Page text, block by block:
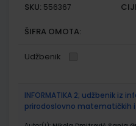
SKU: 556367
ŠIFRA OMOTA:
Udžbenik
INFORMATIKA 2; udžbenik iz
prirodoslovno matematičkih